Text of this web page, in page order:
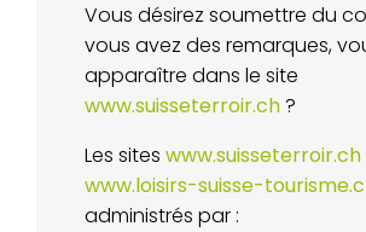
Vous désirez soumettre du
vous avez des remarques,
apparaître dans le site
www.suisseterroir.ch ?
Les sites www.suisseterroir.ch
www.loisirs-suisse-
administrés par :